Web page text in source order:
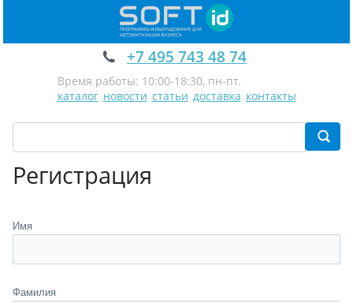
+7 495 743 48 74
Время работы: 10:00-18:30, пн-пт.
каталог новости статьи доставка контакты
Регистрация
Имя
Фамилия